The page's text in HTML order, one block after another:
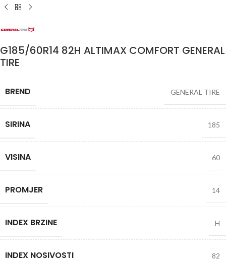
G185/60R14 82H ALTIMAX COMFORT GENERAL
TIRE
BREND GENERAL TIRE
SIRINA 185
VISINA 60
PROMJER 14
INDEX BRZINE H
INDEX NOSIVOSTI 82